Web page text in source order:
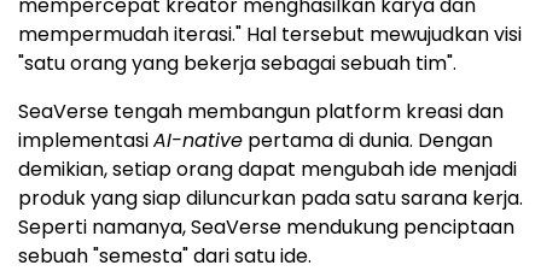
mempermudah iterasi." Hal tersebut mewujudkan visi
"satu orang yang bekerja sebagai sebuah tim".
SeaVerse tengah membangun platform kreasi dan
implementasiAI-native pertama di dunia. Dengan
demikian, setiap orang dapat mengubah ide menjadi
produk yang siap diluncurkan pada satu sarana kerja.
Seperti namanya, SeaVerse mendukung penciptaan
sebuah "semesta" dari satu ide.